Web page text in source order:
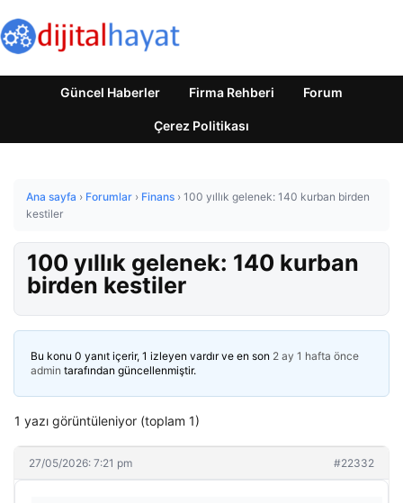
Güncel Haberler Firma Rehberi Forum
Çerez Politikası
Ana sayfa › Forumlar › Finans › 100 yıllık gelenek: 140 kurban birden
kestiler
100 yıllık gelenek: 140 kurban
birden kestiler
Bu konu 0 yanıt içerir, 1 izleyen vardır ve en son 2 ay 1 hafta önce
admin tarafından güncellenmiştir.
1 yazı görüntüleniyor (toplam 1)
27/05/2026: 7:21 pm #22332